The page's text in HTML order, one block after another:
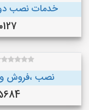
خدمات نصب
نصب ،فروش و